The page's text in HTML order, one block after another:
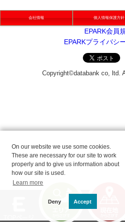
会社情報 個人情報保護方針
On our website we use some cookies.
These are necessary for our site to work
properly and to give us information about
how our site is used.
Learn more
Deny Accept